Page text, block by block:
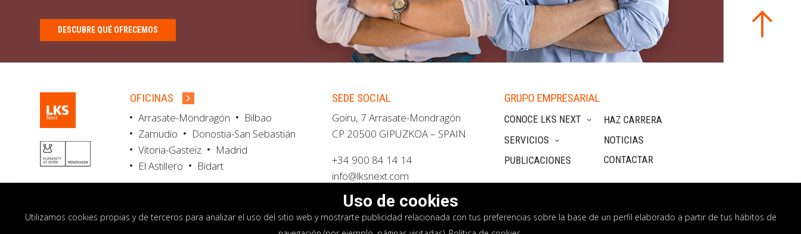
DESCUBRE QUÉ OFRECEMOS
OFICINAS
Arrasate-Mondragón
Bilbao
Zamudio
Donostia-San Sebastián
Vitoria-Gasteiz
Madrid
El Astillero
Bidart
SEDE SOCIAL
Goiru, 7 Arrasate-Mondragón
CP 20500 GIPUZKOA – SPAIN
+34 900 84 14 14
info@lksnext.com
GRUPO EMPRESARIAL
CONOCE LKS NEXT
SERVICIOS
PUBLICACIONES
HAZ CARRERA
NOTICIAS
CONTACTAR
Uso de cookies
Utilizamos cookies propias y de terceros para analizar el uso del sitio web y mostrarte publicidad relacionada con tus preferencias sobre la base de un perfil elaborado a partir de tus hábitos de